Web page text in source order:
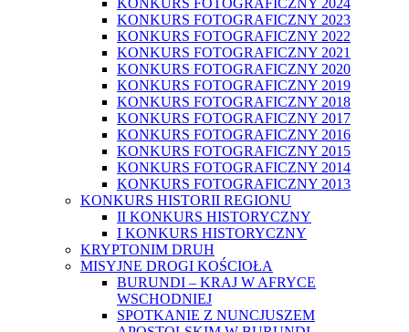
KONKURS FOTOGRAFICZNY 2024
KONKURS FOTOGRAFICZNY 2023
KONKURS FOTOGRAFICZNY 2022
KONKURS FOTOGRAFICZNY 2021
KONKURS FOTOGRAFICZNY 2020
KONKURS FOTOGRAFICZNY 2019
KONKURS FOTOGRAFICZNY 2018
KONKURS FOTOGRAFICZNY 2017
KONKURS FOTOGRAFICZNY 2016
KONKURS FOTOGRAFICZNY 2015
KONKURS FOTOGRAFICZNY 2014
KONKURS FOTOGRAFICZNY 2013
KONKURS HISTORII REGIONU
II KONKURS HISTORYCZNY
I KONKURS HISTORYCZNY
KRYPTONIM DRUH
MISYJNE DROGI KOŚCIOŁA
BURUNDI – KRAJ W AFRYCE
WSCHODNIEJ
SPOTKANIE Z NUNCJUSZEM